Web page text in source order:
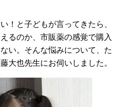
！と子どもが言ってきたら、
るのか、市販薬の感覚で購入
い。そんな悩みについて、た
大也先生にお伺いしました。